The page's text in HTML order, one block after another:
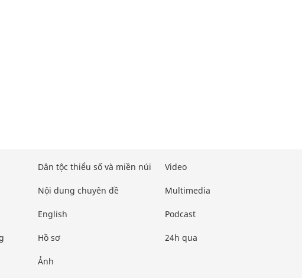
Dân tộc thiểu số và miền núi
Nội dung chuyên đề
English
Hồ sơ
Ảnh
Video
Multimedia
Podcast
24h qua